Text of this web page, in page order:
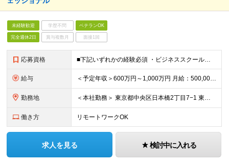
未経験歓迎 学歴不問 ベテランOK
完全週休2日 賞与複数月 面接1回
応募資格 ■下記いずれかの経験必須 ・ビジネススクールや学習塾などにおける講師のご経験がある方 ・営業職などのクライアントワークにおいて、顧客の成果にコミットした経験がある方（個人・法人不問） ・人材開発・人材
給与 ＜予定年収＞600万円～1,000万円 月給：500,000円～833,333円 ※固定残業手当/月：141,256円～187,090円（固定残業時間50時間0分/月）を含む。超過した時間外労働の残
勤務地 ＜本社勤務＞ 東京都中央区日本橋2丁目7−1 東京日本橋タワー29F ※在宅勤務・リモートワーク：相談可（在宅） 変更の範囲：会社の定める事業所（リモートワーク含む）
働き方 リモートワークOK
求人を見る 検討中に入れる